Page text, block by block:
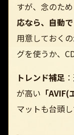
すが、念のため
応なら、自動
用意しておく
グを使うか、
トレンド補足
が高い 「
マットも台頭し